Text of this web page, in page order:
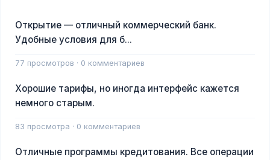
Открытие — отличный коммерческий банк.
Удобные условия для б...
77 просмотров · 0 комментариев
Хорошие тарифы, но иногда интерфейс кажется
немного старым.
83 просмотра · 0 комментариев
Отличные программы кредитования. Все операции